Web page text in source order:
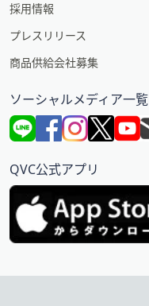
採用情報
プレスリリース
商品供給会社募集
ソーシャルメディア一覧
QVC公式アプリ